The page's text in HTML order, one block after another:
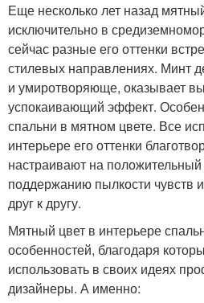
Еще несколько лет назад
исключительно в
сейчас разные его оттенки
стилевых направлениях. Минт
и умиротворяюще, оказывает
успокаивающий эффект.
спальни в мятном цвете. Все
интерьере его оттенки
настраивают на
поддержанию пылкости чувств
друг к другу.
Мятный цвет в интерьере
особенностей, благодаря
использовать в своих идеях
дизайнеры. А именно: